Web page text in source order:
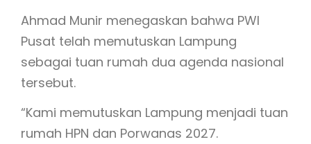
Ahmad Munir menegaskan bahwa PWI
Pusat telah memutuskan Lampung
sebagai tuan rumah dua agenda nasional
tersebut.
“Kami memutuskan Lampung menjadi tuan
rumah HPN dan Porwanas 2027.